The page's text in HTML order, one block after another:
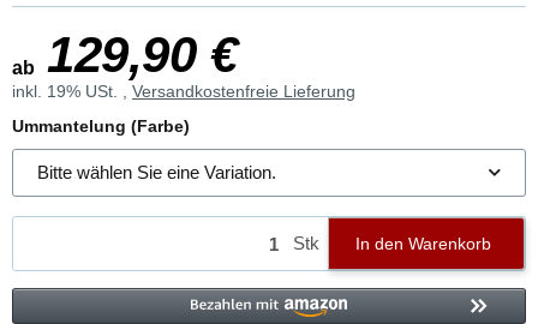
ab 129,90 €
inkl. 19% USt. , Versandkostenfreie Lieferung
Ummantelung (Farbe)
Bitte wählen Sie eine Variation.
Stk In den Warenkorb